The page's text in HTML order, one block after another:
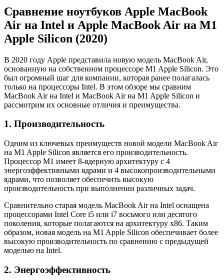
Сравнение ноутбуков Apple MacBook
Air на Intel и Apple MacBook Air на M1
Apple Silicon (2020)
В 2020 году Apple представила новую модель MacBook Air,
основанную на собственном процессоре M1 Apple Silicon. Это
был огромный шаг для компании, которая ранее полагалась
только на процессоры Intel. В этом обзоре мы сравним
MacBook Air на Intel и MacBook Air на M1 Apple Silicon и
рассмотрим их основные отличия и преимущества.
1. Производительность
Одним из ключевых преимуществ новой модели MacBook Air
на M1 Apple Silicon является его производительность.
Процессор M1 имеет 8-ядерную архитектуру с 4
энергоэффективными ядрами и 4 высокопроизводительными
ядрами, что позволяет обеспечить высокую
производительность при выполнении различных задач.
Сравнительно старая модель MacBook Air на Intel оснащена
процессорами Intel Core i5 или i7 восьмого или десятого
поколения, которые полагаются на архитектуру x86. Таким
образом, новая модель на M1 Apple Silicon обеспечивает более
высокую производительность по сравнению с предыдущей
моделью на Intel.
2. Энергоэффективность